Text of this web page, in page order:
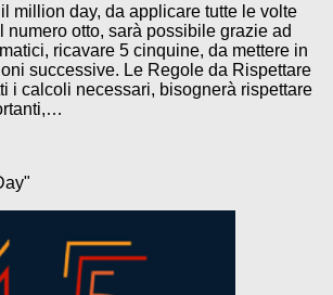
million day, da applicare tutte le volte
numero otto, sarà possibile grazie ad
ricavare 5 cinquine, da mettere in
successive. Le Regole da Rispettare
i calcoli necessari, bisognerà rispettare